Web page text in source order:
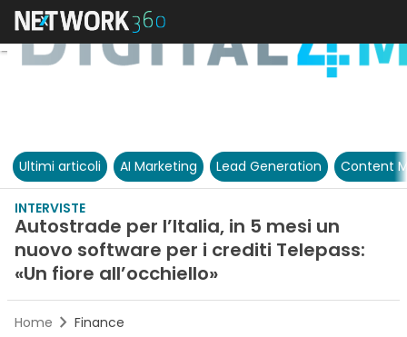
Ultimi articoli AI Marketing Lead Generation Content
INTERVISTE
Autostrade per l’Italia, in 5 mesi un
nuovo software per i crediti Telepass:
«Un fiore all’occhiello»
Home Finance